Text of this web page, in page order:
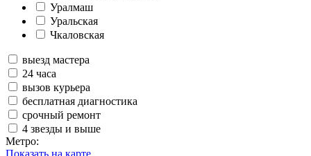
Уралмаш
Уральская
Чкаловская
выезд мастера
24 часа
вызов курьера
бесплатная диагностика
срочный ремонт
4 звезды и выше
Метро:
Показать на карте